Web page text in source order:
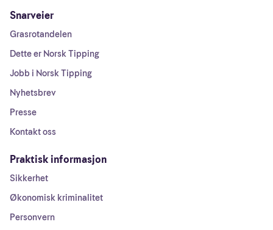
Snarveier
Grasrotandelen
Dette er Norsk Tipping
Jobb i Norsk Tipping
Nyhetsbrev
Presse
Kontakt oss
Praktisk informasjon
Sikkerhet
Økonomisk kriminalitet
Personvern